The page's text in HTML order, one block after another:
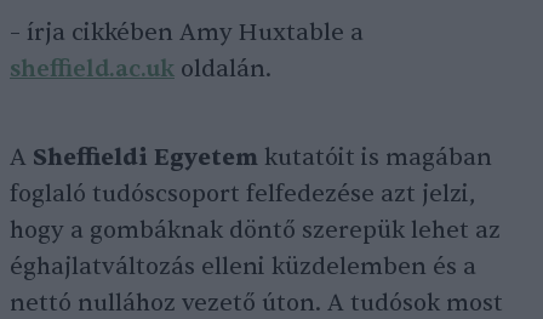
– írja cikkében Amy Huxtable a
sheffield.ac.uk oldalán.
A Sheffieldi Egyetem kutatóit is magában
foglaló tudóscsoport felfedezése azt jelzi,
hogy a gombáknak döntő szerepük lehet az
éghajlatváltozás elleni küzdelemben és a
nettó nullához vezető úton. A tudósok most